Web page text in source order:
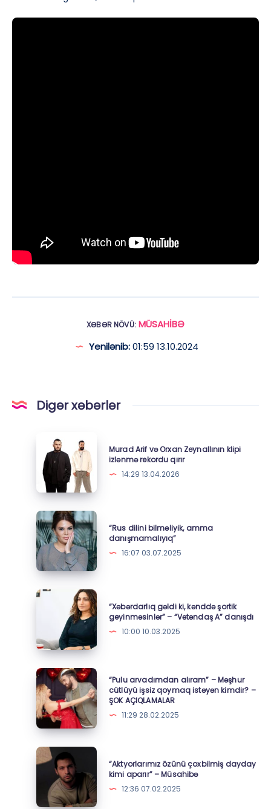
XƏBƏR NÖVÜ: MÜSAHİBƏ
Yenilənib:01:59 13.10.2024
Digər xəbərlər
Murad
Arif
və
Orxan
Zeynallının
klipi
izlənmə
rekordu
qırır
Murad Arif və Orxan Zeynallının klipi
izlənmə rekordu qırır
14:29 13.04.2026
“Rus
dilini
bilməliyik,
amma
danışmamalıyıq”
“Rus dilini bilməliyik, amma
danışmamalıyıq”
16:07 03.07.2025
“Xəbərdarlıq
kənddə
şortik
geyinməsinlər”
–
“Vətəndaş
A”
danışdı
“Xəbərdarlıq gəldi ki, kənddə şortik
geyinməsinlər” – “Vətəndaş A” danışdı
10:00 10.03.2025
“Pulu
arvadımdan
alıram”
–
Məşhur
cütlüyü
işsiz
qoymaq
istəyən
“Pulu arvadımdan alıram” – Məşhur
cütlüyü işsiz qoymaq istəyən kimdir? –
ŞOK AÇIQLAMALAR
11:29 28.02.2025
“Aktyorlarımız
özünü
çoxbilmiş
dayday
“Aktyorlarımız özünü çoxbilmiş dayday
kimi aparır” – Müsahibə
12:36 07.02.2025